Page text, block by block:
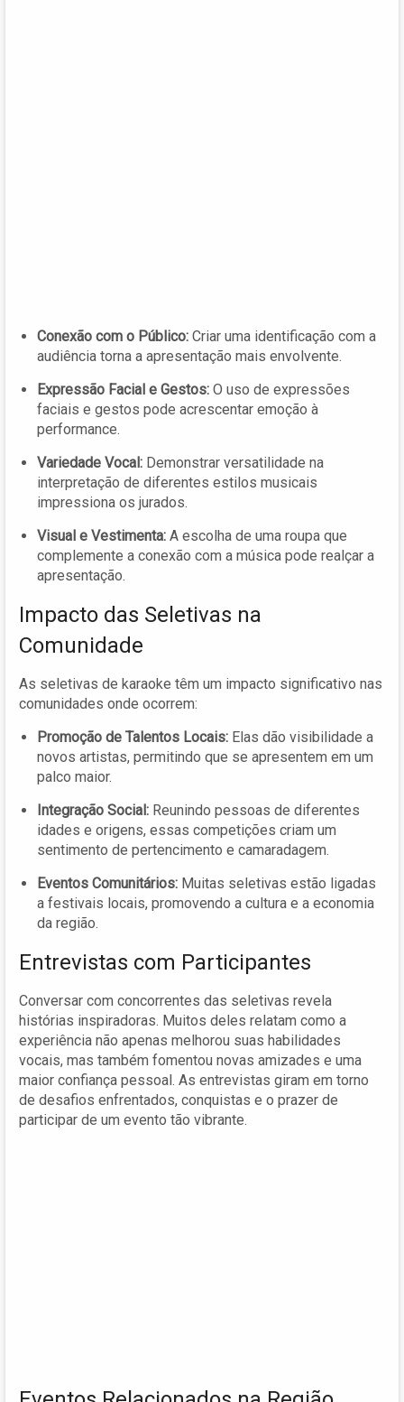
Conexão com o Público: Criar uma identificação com a
audiência torna a apresentação mais envolvente.
Expressão Facial e Gestos: O uso de expressões
faciais e gestos pode acrescentar emoção à
performance.
Variedade Vocal: Demonstrar versatilidade na
interpretação de diferentes estilos musicais
impressiona os jurados.
Visual e Vestimenta: A escolha de uma roupa que
complemente a conexão com a música pode realçar a
apresentação.
Impacto das Seletivas na
Comunidade
As seletivas de karaoke têm um impacto significativo nas
comunidades onde ocorrem:
Promoção de Talentos Locais: Elas dão visibilidade a
novos artistas, permitindo que se apresentem em um
palco maior.
Integração Social: Reunindo pessoas de diferentes
idades e origens, essas competições criam um
sentimento de pertencimento e camaradagem.
Eventos Comunitários: Muitas seletivas estão ligadas
a festivais locais, promovendo a cultura e a economia
da região.
Entrevistas com Participantes
Conversar com concorrentes das seletivas revela
histórias inspiradoras. Muitos deles relatam como a
experiência não apenas melhorou suas habilidades
vocais, mas também fomentou novas amizades e uma
maior confiança pessoal. As entrevistas giram em torno
de desafios enfrentados, conquistas e o prazer de
participar de um evento tão vibrante.